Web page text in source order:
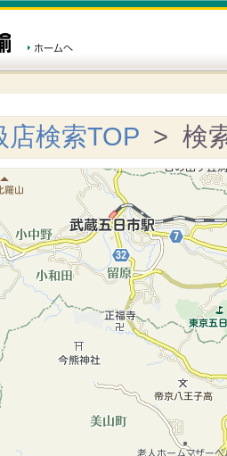
店検索TOP > 検